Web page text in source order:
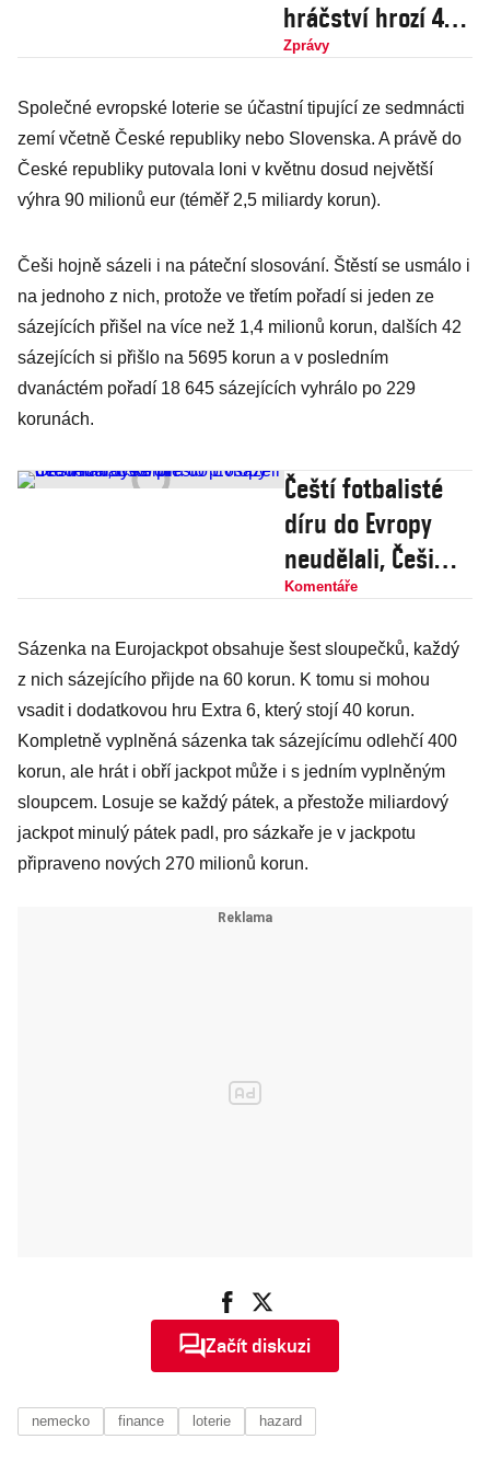
hráčství hrozí 450
tisícům Čechů,
39 lety
Zprávy
Společné evropské loterie se účastní tipující ze sedmnácti
zemí včetně České republiky nebo Slovenska. A právě do
České republiky putovala loni v květnu dosud největší
výhra 90 milionů eur (téměř 2,5 miliardy korun).
Češi hojně sázeli i na páteční slosování. Štěstí se usmálo i
na jednoho z nich, protože ve třetím pořadí si jeden ze
sázejících přišel na více než 1,4 milionů korun, dalších 42
sázejících si přišlo na 5695 korun a v posledním
dvanáctém pořadí 18 645 sázejících vyhrálo po 229
korunách.
Čeští fotbalisté
díru do Evropy
neudělali, Češi
přesto prosázeli
korun
Komentáře
Sázenka na Eurojackpot obsahuje šest sloupečků, každý
z nich sázejícího přijde na 60 korun. K tomu si mohou
vsadit i dodatkovou hru Extra 6, který stojí 40 korun.
Kompletně vyplněná sázenka tak sázejícímu odlehčí 400
korun, ale hrát i obří jackpot může i s jedním vyplněným
sloupcem. Losuje se každý pátek, a přestože miliardový
jackpot minulý pátek padl, pro sázkaře je v jackpotu
připraveno nových 270 milionů korun.
Začít diskuzi
nemecko finance loterie hazard